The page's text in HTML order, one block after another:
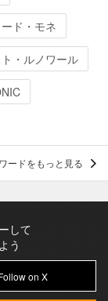
ド・モネ
・ルノワール
ードをもっと見る
して
う
on X